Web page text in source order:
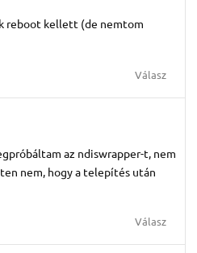
reboot kellett (de nemtom
Válasz
az ndiswrapper-t, nem
nem, hogy a telepítés után
Válasz